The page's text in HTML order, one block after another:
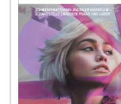
Görrissen, M.Sc.
80 W&H Deutschland GmbH
82
Fokus: Dentalwelt
Redaktion
86Interview : „Eine